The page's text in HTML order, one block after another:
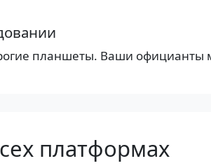
планшеты. Ваши официанты
платформах